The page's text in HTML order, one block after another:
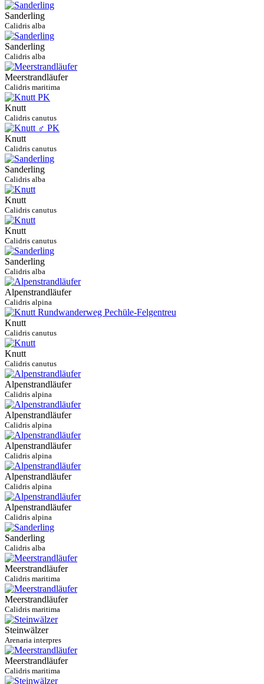
Sanderling
Calidris alba
Sanderling
Calidris alba
Meerstrandläufer
Calidris maritima
Knutt
Calidris canutus
Knutt
Calidris canutus
Sanderling
Calidris alba
Knutt
Calidris canutus
Knutt
Calidris canutus
Sanderling
Calidris alba
Alpenstrandläufer
Calidris alpina
Knutt
Calidris canutus
Knutt
Calidris canutus
Alpenstrandläufer
Calidris alpina
Alpenstrandläufer
Calidris alpina
Alpenstrandläufer
Calidris alpina
Alpenstrandläufer
Calidris alpina
Alpenstrandläufer
Calidris alpina
Sanderling
Calidris alba
Meerstrandläufer
Calidris maritima
Meerstrandläufer
Calidris maritima
Steinwälzer
Arenaria interpres
Meerstrandläufer
Calidris maritima